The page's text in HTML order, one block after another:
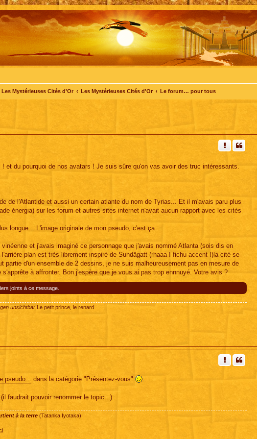
Les Mystérieuses Cités d'Or Les Mystérieuses Cités d'Or Le forum… pour tous
et du pourquoi de nos avatars ! Je suis sûre qu'on vas avoir des truc intéressants.
de l'Atlantide et aussi un certain atlante du nom de Tyrias... Et il m'avais paru plus
énergia) sur les forum et autres sites internet n'avait aucun rapport avec les cités
longue... L'image originale de mon pseudo, c'est ça
et j'avais imaginé ce personnage que j'avais nommé Atlanta (sois dis en
plan est très librement inspiré de Sundâgatt (rhaaa ! fichu accent !)la cité se
partie d'un ensemble de 2 dessins, je ne suis malheureusement pas en mesure de
à affronter. Bon j'espère que je vous ai pas trop ennnuyé. Votre avis ?
joints à ce message.
unsichtbar Le petit prince, le renard
pseudo... dans la catégorie "Présentez-vous"
faudrait pouvoir renommer le topic...)
à la terre (Tatanka Iyotaka)